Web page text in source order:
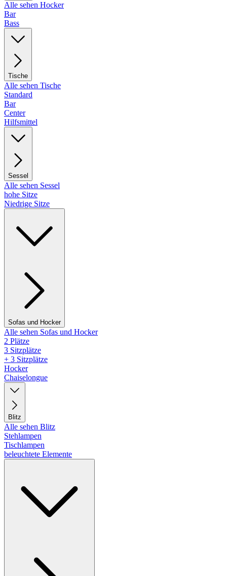
Alle sehen Hocker
Bar
Bass
Tische
Alle sehen Tische
Standard
Bar
Center
Hilfsmittel
Sessel
Alle sehen Sessel
hohe Sitze
Niedrige Sitze
Sofas und Hocker
Alle sehen Sofas und Hocker
2 Plätze
3 Sitzplätze
+ 3 Sitzplätze
Hocker
Chaiselongue
Blitz
Alle sehen Blitz
Stehlampen
Tischlampen
beleuchtete Elemente